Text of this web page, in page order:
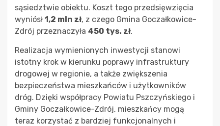
sąsiedztwie obiektu. Koszt tego przedsięwzięcia
wyniósł 1,2 mln zł, z czego Gmina Goczałkowice-
Zdrój przeznaczyła 450 tys. zł.
Realizacja wymienionych inwestycji stanowi
istotny krok w kierunku poprawy infrastruktury
drogowej w regionie, a także zwiększenia
bezpieczeństwa mieszkańców i użytkowników
dróg. Dzięki współpracy Powiatu Pszczyńskiego i
Gminy Goczałkowice-Zdrój, mieszkańcy mogą
teraz korzystać z bardziej funkcjonalnych i